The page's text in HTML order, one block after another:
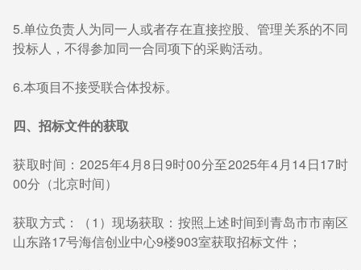
5.单位负责人为同一人或者存在直接控股、管理关系的不同
投标人，不得参加同一合同项下的采购活动。
6.本项目不接受联合体投标。
四、招标文件的获取
获取时间：2025年4月8日9时00分至2025年4月14日17时
00分（北京时间）
获取方式：（1）现场获取：按照上述时间到青岛市市南区
山东路17号海信创业中心9楼903室获取招标文件；